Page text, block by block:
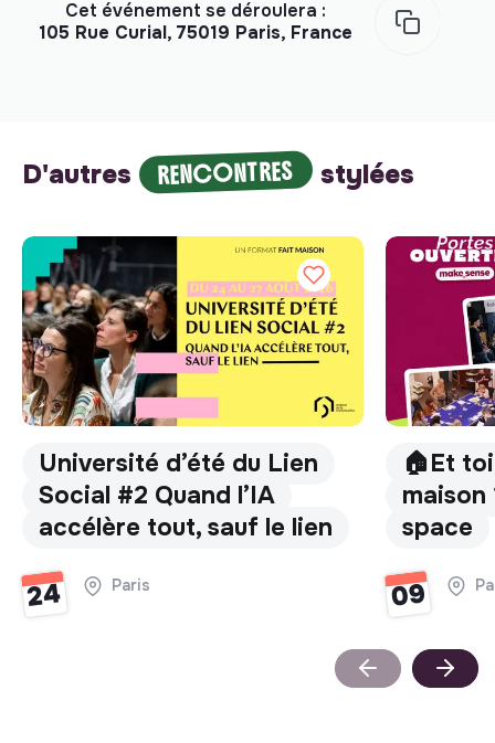
Cet événement se déroulera :
105 Rue Curial, 75019 Paris, France
D'autres RENCONTRES stylées
Université d’été du Lien
Social #2 Quand l’IA
accélère tout, sauf le lien
24 Paris
🏠Et
maison
space
09